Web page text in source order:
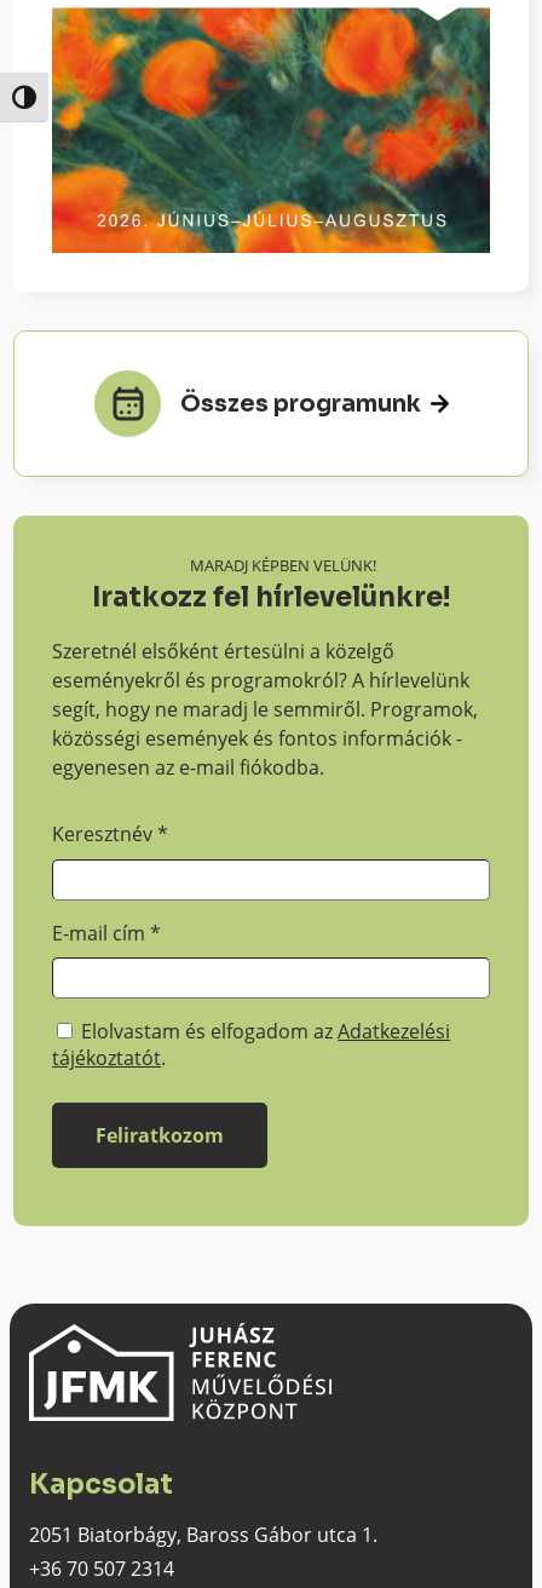
Nagy kontraszt váltása
Összes programunk
MARADJ KÉPBEN VELÜNK!
Iratkozz fel hírlevelünkre!
Szeretnél elsőként értesülni a közelgő
eseményekről és programokról? A hírlevelünk
segít, hogy ne maradj le semmiről. Programok,
közösségi események és fontos információk -
egyenesen az e-mail fiókodba.
Keresztnév*
E-mail cím*
Elolvastam és elfogadom azAdatkezelési
tájékoztatót.
Kapcsolat
2051 Biatorbágy, Baross Gábor utca 1.
+36 70 507 2314